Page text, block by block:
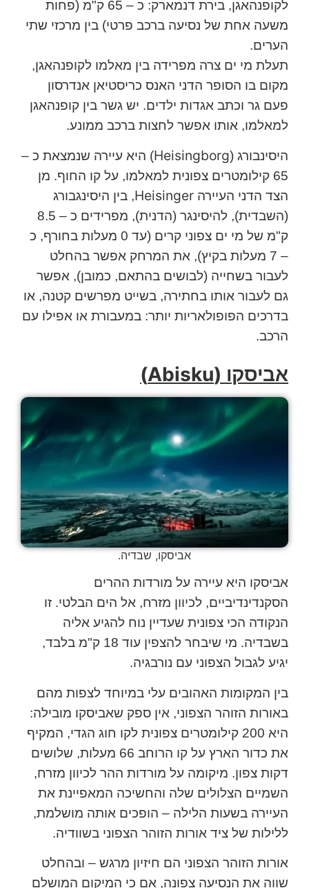
לקופנהאגן, בירת דנמארק: כ – 65 ק"מ (פחות
משעה אחת של נסיעה ברכב פרטי) בין מרכזי שתי
הערים.
תעלת מי ים צרה מפרידה בין מאלמו לקופנהאגן,
מקום בו הסופר הדני האנס כריסטיאן אנדרסון
פעם גר וכתב אגדות ילדים. יש גשר בין קופנהאגן
למאלמו, אותו אפשר לחצות ברכב ממונע.
היסינבורג (Heisingborg) היא עיירה שנמצאת כ –
65 קילומטרים צפונית למאלמו, על קו החוף. מן
הצד הדני העיירה Heisinger, בין היסינגבורג
(השבדית), להיסינגר (הדנית), מפרידים כ – 8.5
ק"מ של מי ים צפוני קרים (עד 0 מעלות בחורף, כ
– 7 מעלות בקיץ), את המרחק אפשר בהחלט
לעבור בשחייה (לבושים בהתאם, כמובן), אפשר
גם לעבור אותו בחתירה, בשייט מפרשים קטנה, או
בדרכים הפופולאריות יותר: במעבורת או אפילו עם
הרכב.
אביסקו (Abisku)
אביסקו, שבדיה.
אביסקו היא עיירה על מורדות ההרים
הסקנדינדיביים, לכיוון מזרח, אל הים הבלטי. זו
הנקודה הכי צפונית שעדיין נוח להגיע אליה
בשבדיה. מי שיבחר להצפין עוד 18 ק"מ בלבד,
יגיע לגבול הצפוני עם נורבגיה.
בין המקומות האהובים עלי במיוחד לצפות מהם
באורות הזוהר הצפוני, אין ספק שאביסקו מובילה:
היא 200 קילומטרים צפונית לקו חוג הגדי, המקיף
את כדור הארץ על קו הרוחב 66 מעלות, שלושים
דקות צפון. מיקומה על מורדות ההר לכיוון מזרח,
השמיים הצלולים שלה והחשיכה המאפיינת את
העיירה בשעות הלילה – הופכים אותה מושלמת,
ללילות של ציד אורות הזוהר הצפוני בשוודיה.
אורות הזוהר הצפוני הם חיזיון מרגש – ובהחלט
שווה את הנסיעה צפונה, אם כי המיקום המושלם